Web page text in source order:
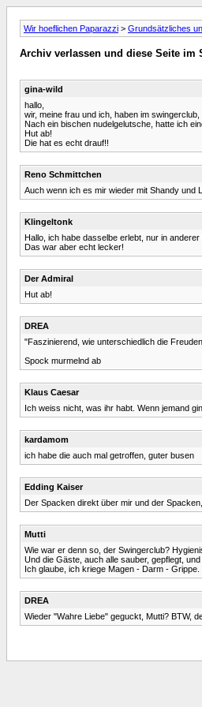
Wir hoeflichen Paparazzi > Grundsätzliches
Archiv verlassen und diese Seite im
gina-wild
hallo,
wir, meine frau und ich, haben im swingerclub,
Nach ein bischen nudelgelutsche, hatte ich
Hut ab!
Die hat es echt drauf!!
Reno Schmittchen
Auch wenn ich es mir wieder mit Shandy und
Klingeltonk
Hallo, ich habe dasselbe erlebt, nur in
Das war aber echt lecker!
Der Admiral
Hut ab!
DREA
"Faszinierend, wie unterschiedlich die
Spock murmelnd ab
Klaus Caesar
Ich weiss nicht, was ihr habt. Wenn jemand
kardamom
ich habe die auch mal getroffen, guter busen
Edding Kaiser
Der Spacken direkt über mir und der
Mutti
Wie war er denn so, der Swingerclub?
Und die Gäste, auch alle sauber, gepflegt,
Ich glaube, ich kriege Magen - Darm - Grippe.
DREA
Wieder "Wahre Liebe" geguckt, Mutti? BTW,